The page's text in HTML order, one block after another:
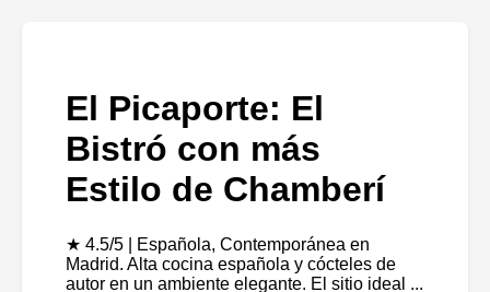
El Picaporte: El
Bistró con más
Estilo de Chamberí
★ 4.5/5 | Española, Contemporánea en
Madrid. Alta cocina española y cócteles de
autor en un ambiente elegante. El sitio ideal ...